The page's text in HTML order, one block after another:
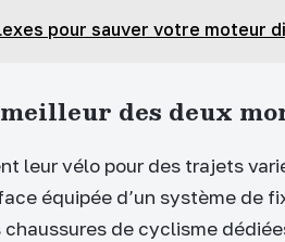
pour sauver votre moteur
des deux
leur vélo pour des trajets
équipée d’un système de
de cyclisme